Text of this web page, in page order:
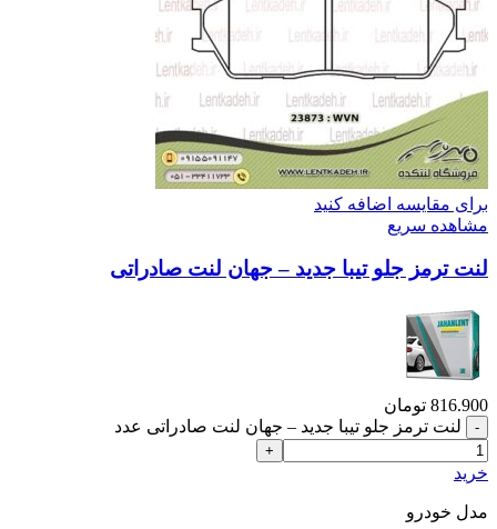
برای مقایسه اضافه کنید
مشاهده سریع
لنت ترمز جلو تیبا جدید – جهان لنت صادراتی
816.900 تومان
لنت ترمز جلو تیبا جدید – جهان لنت صادراتی عدد
خرید
مدل خودرو